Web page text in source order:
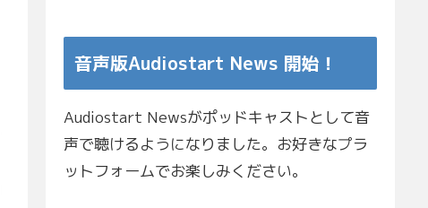
音声版Audiostart News 開始！
Audiostart Newsがポッドキャストとして音
声で聴けるようになりました。お好きなプラ
ットフォームでお楽しみください。